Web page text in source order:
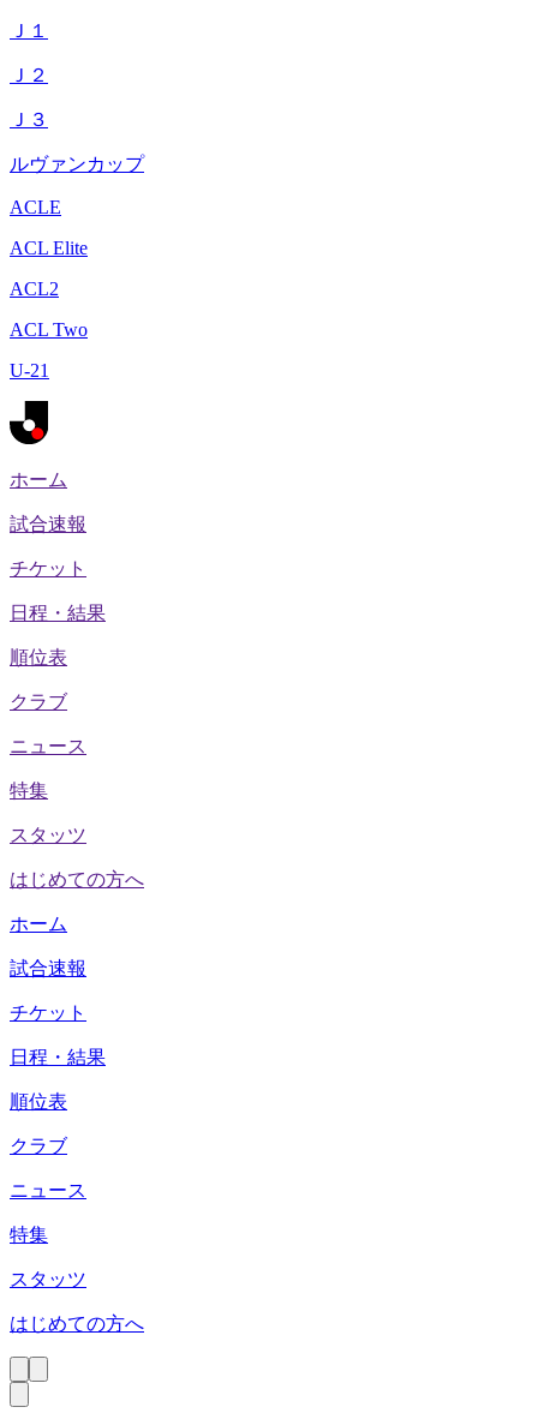
Ｊ１
Ｊ２
Ｊ３
ルヴァンカップ
ACLE
ACL Elite
ACL2
ACL Two
U-21
ホーム
試合速報
チケット
日程・結果
順位表
クラブ
ニュース
特集
スタッツ
はじめての方へ
ホーム
試合速報
チケット
日程・結果
順位表
クラブ
ニュース
特集
スタッツ
はじめての方へ